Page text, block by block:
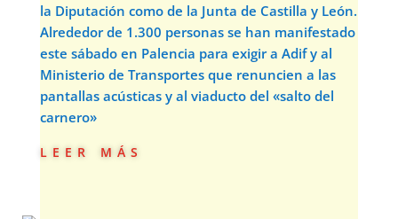
la Diputación como de la Junta de Castilla y León.
Alrededor de 1.300 personas se han manifestado
este sábado en Palencia para exigir a Adif y al
Ministerio de Transportes que renuncien a las
pantallas acústicas y al viaducto del «salto del
carnero»
leer más